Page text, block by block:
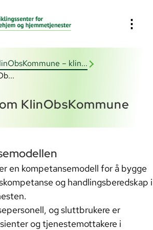
⋮
ferdigheter
redning
F, NEWS2 og
– klin...
KlinObsKommune
en kompetansemodell for å bygge
og handlingsberedskap i
og sluttbrukere er
og tjenestemottakere i